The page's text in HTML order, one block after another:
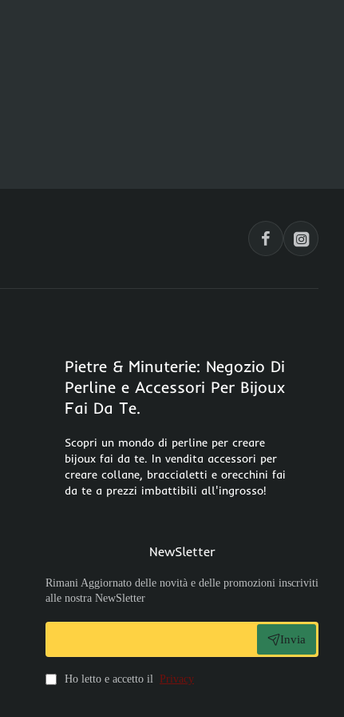
Pietre & Minuterie: Negozio Di
Perline e Accessori Per Bijoux
Fai Da Te.
Scopri un mondo di perline per creare
bijoux fai da te. In vendita accessori per
creare collane, braccialetti e orecchini fai
da te a prezzi imbattibili all'ingrosso!
NewSletter
Rimani Aggiornato delle novità e delle promozioni inscriviti
alle nostra NewSletter
Invia
Ho letto e accetto il Privacy